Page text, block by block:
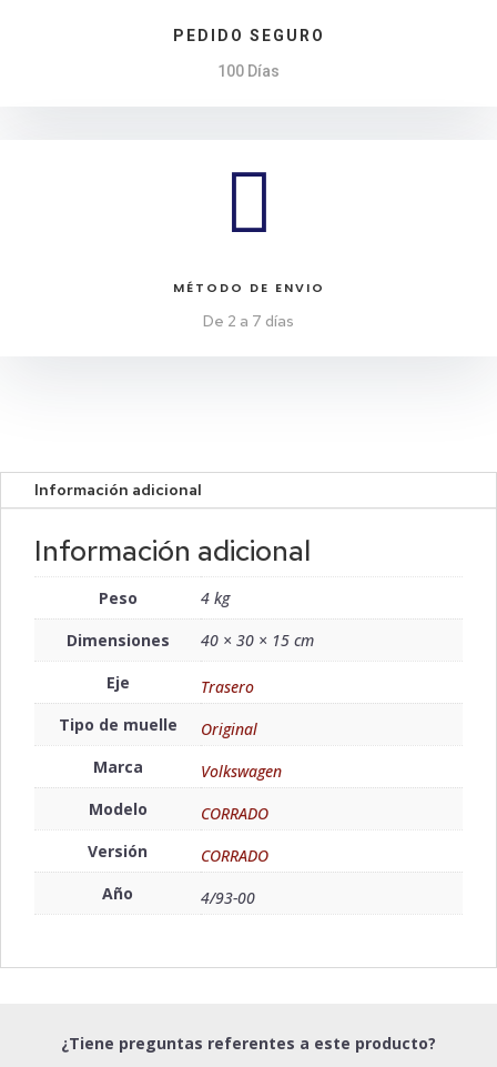
PEDIDO SEGURO
100 Días

MÉTODO DE ENVIO
De 2 a 7 días
Información adicional
Información adicional
Peso
4 kg
Dimensiones
40 × 30 × 15 cm
Eje
Trasero
Tipo de muelle
Original
Marca
Volkswagen
Modelo
CORRADO
Versión
CORRADO
Año
4/93-00
¿Tiene preguntas referentes a este producto?